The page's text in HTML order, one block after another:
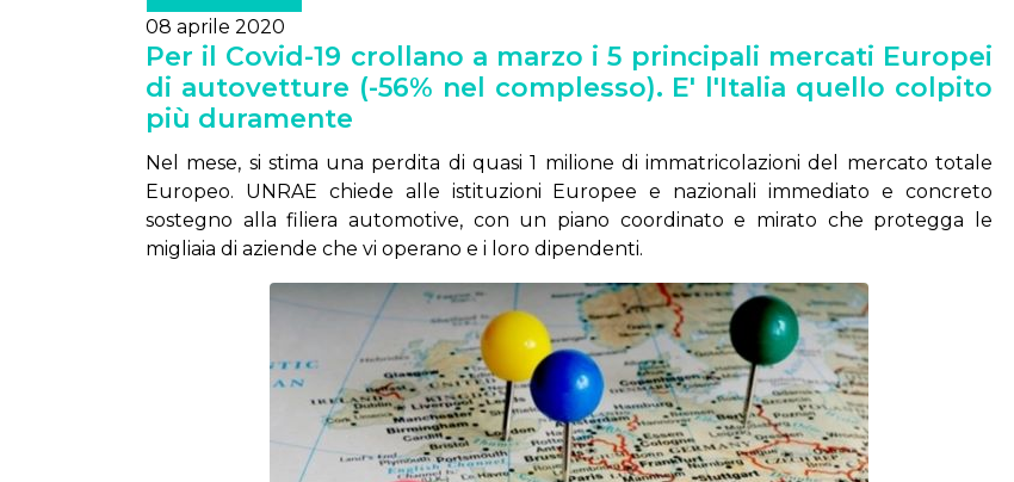
08 aprile 2020
Per il Covid-19 crollano a marzo i 5 principali mercati Europei
di autovetture (-56% nel complesso). E' l'Italia quello colpito
più duramente
Nel mese, si stima una perdita di quasi 1 milione di immatricolazioni del mercato totale
Europeo. UNRAE chiede alle istituzioni Europee e nazionali immediato e concreto
sostegno alla filiera automotive, con un piano coordinato e mirato che protegga le
migliaia di aziende che vi operano e i loro dipendenti.